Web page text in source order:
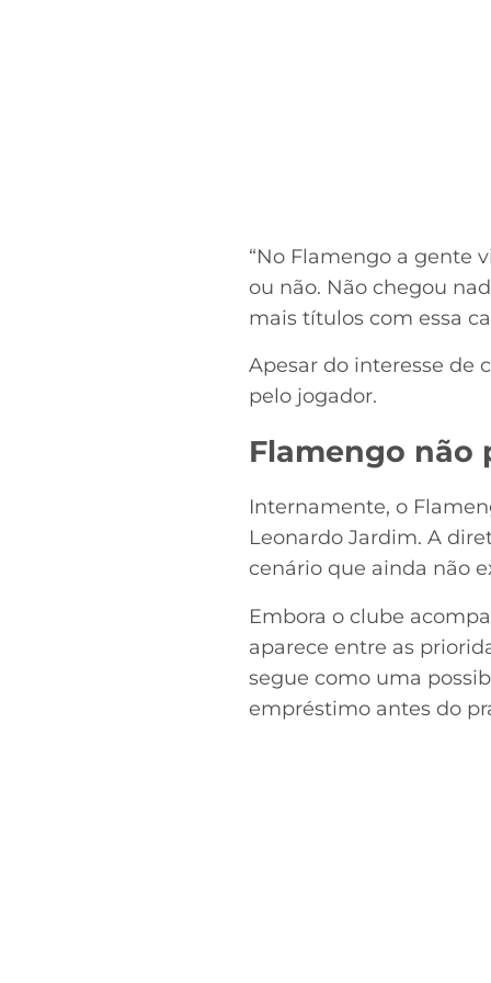
“No Flamengo a gente
ou não. Não chegou
mais títulos com essa
Apesar do interesse de
pelo jogador.
Flamengo não
Internamente, o
Leonardo Jardim. A
cenário que ainda não
Embora o clube
aparece entre as
segue como uma
empréstimo antes do